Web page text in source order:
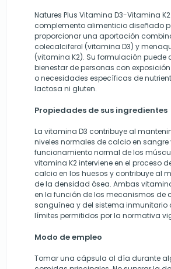
Natures Plus Vitamina D3-Vitamina
complemento alimenticio diseñado
proporcionar una aportación
colecalciferol (vitamina D3) y
(vitamina K2). Su formulación puede
bienestar de personas con
o necesidades específicas de
lactosa ni gluten.
Propiedades de sus ingredientes
La vitamina D3 contribuye al
niveles normales de calcio en sangre
funcionamiento normal de los
vitamina K2 interviene en el proceso
calcio en los huesos y contribuye al
de la densidad ósea. Ambas
en la función de los mecanismos de
sanguínea y del sistema inmunitario
límites permitidos por la normativa
Modo de empleo
Tomar una cápsula al día durante